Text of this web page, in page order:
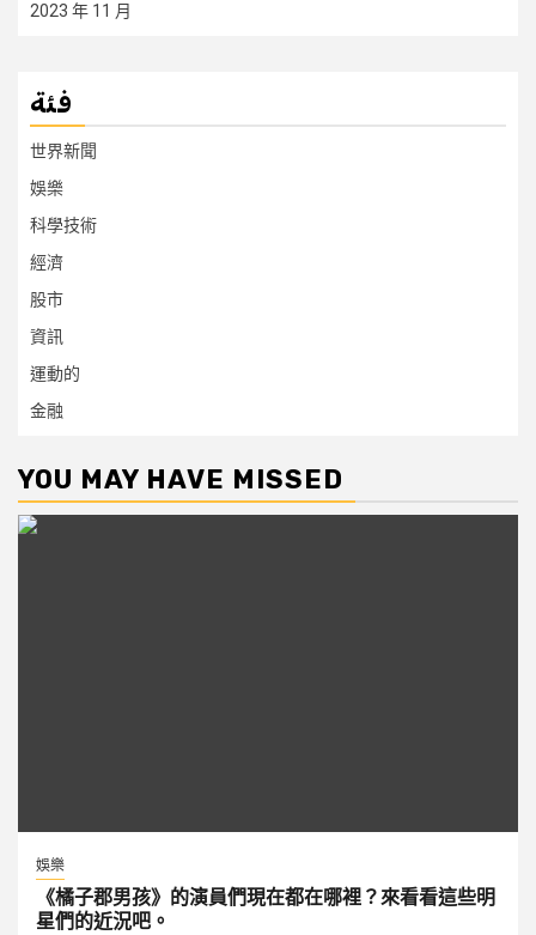
2023 年 11 月
فئة
世界新聞
娛樂
科學技術
經濟
股市
資訊
運動的
金融
YOU MAY HAVE MISSED
娛樂
《橘子郡男孩》的演員們現在都在哪裡？來看看這些明
星們的近況吧。